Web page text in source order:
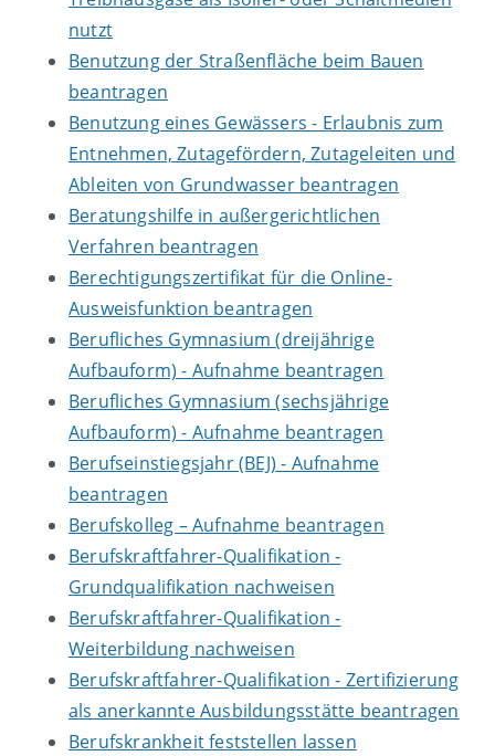
nutzt
Benutzung der Straßenfläche beim Bauen
beantragen
Benutzung eines Gewässers - Erlaubnis zum
Entnehmen, Zutagefördern, Zutageleiten und
Ableiten von Grundwasser beantragen
Beratungshilfe in außergerichtlichen
Verfahren beantragen
Berechtigungszertifikat für die Online-
Ausweisfunktion beantragen
Berufliches Gymnasium (dreijährige
Aufbauform) - Aufnahme beantragen
Berufliches Gymnasium (sechsjährige
Aufbauform) - Aufnahme beantragen
Berufseinstiegsjahr (BEJ) - Aufnahme
beantragen
Berufskolleg – Aufnahme beantragen
Berufskraftfahrer-Qualifikation -
Grundqualifikation nachweisen
Berufskraftfahrer-Qualifikation -
Weiterbildung nachweisen
Berufskraftfahrer-Qualifikation - Zertifizierung
als anerkannte Ausbildungsstätte beantragen
Berufskrankheit feststellen lassen